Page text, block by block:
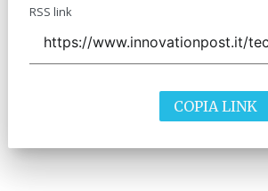
RSS link
COPIA LINK